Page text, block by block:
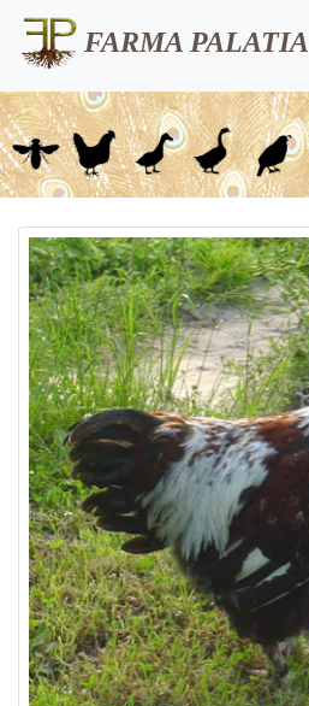
FARMA PALATIA